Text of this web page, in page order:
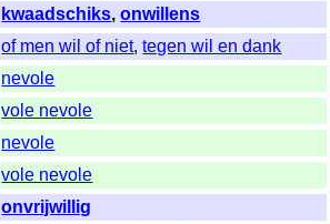
kwaadschiks,onwillens
of men wil of niet,tegen wil en dank
nevole
vole nevole
nevole
vole nevole
onvrijwillig